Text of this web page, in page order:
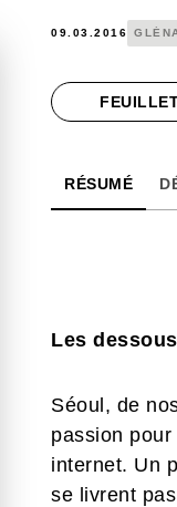
09.03.2016
RÉSUMÉ
Les
Séoul, de
passion
internet. Un
se livrent